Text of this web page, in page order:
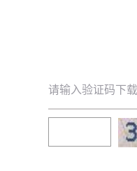
请输入验证码下